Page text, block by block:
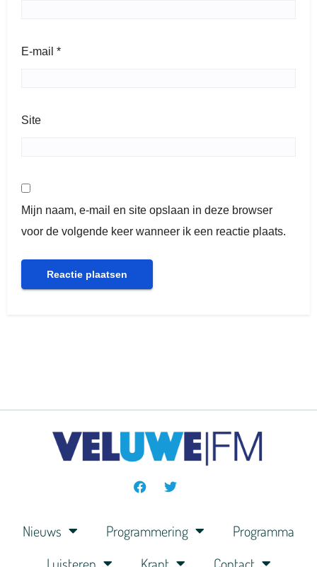
E-mail *
Site
Mijn naam, e-mail en site opslaan in deze browser
voor de volgende keer wanneer ik een reactie plaats.
Nieuws Programmering
Programma